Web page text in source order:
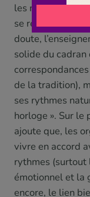
les
se rejoignent
doute,
solide du
de la tradition),
ses rythmes
horloge ». Sur le
ajoute que, les
vivre en accord
rythmes (surtout
émotionnel et la
encore, le lien